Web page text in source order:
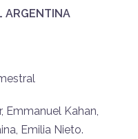
ARGENTINA
Emmanuel Kahan,
Emilia Nieto.